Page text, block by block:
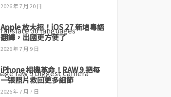
2026 年 7 月 20 日
Apple 放大招！iOS 27 新增粵語
翻譯，出國更方便了
2026 年 7 月 9 日
iPhone 相機革命！RAW 9 把每
一張照片救回更多細節
2026 年 7 月 7 日